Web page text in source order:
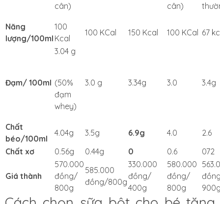
cân)
cân)
Năng
lượng/100ml
100
Kcal
100 KCal 150 Kcal 100 KCal 67
Đạm/ 100ml
3.04 g
(50%
đạm
whey)
3.0 g 3.34g 3.0 3.4g
Chất
béo/100ml
4.04g 3.5g 6.9g 4.0
2.6
Chất xơ
0.56g 0.44g 0 0.6 072
Giá thành
570.000
đồng/
800g
585.000
đồng/800g
330.000
đồng/
400g
580.000
đồng/
800g